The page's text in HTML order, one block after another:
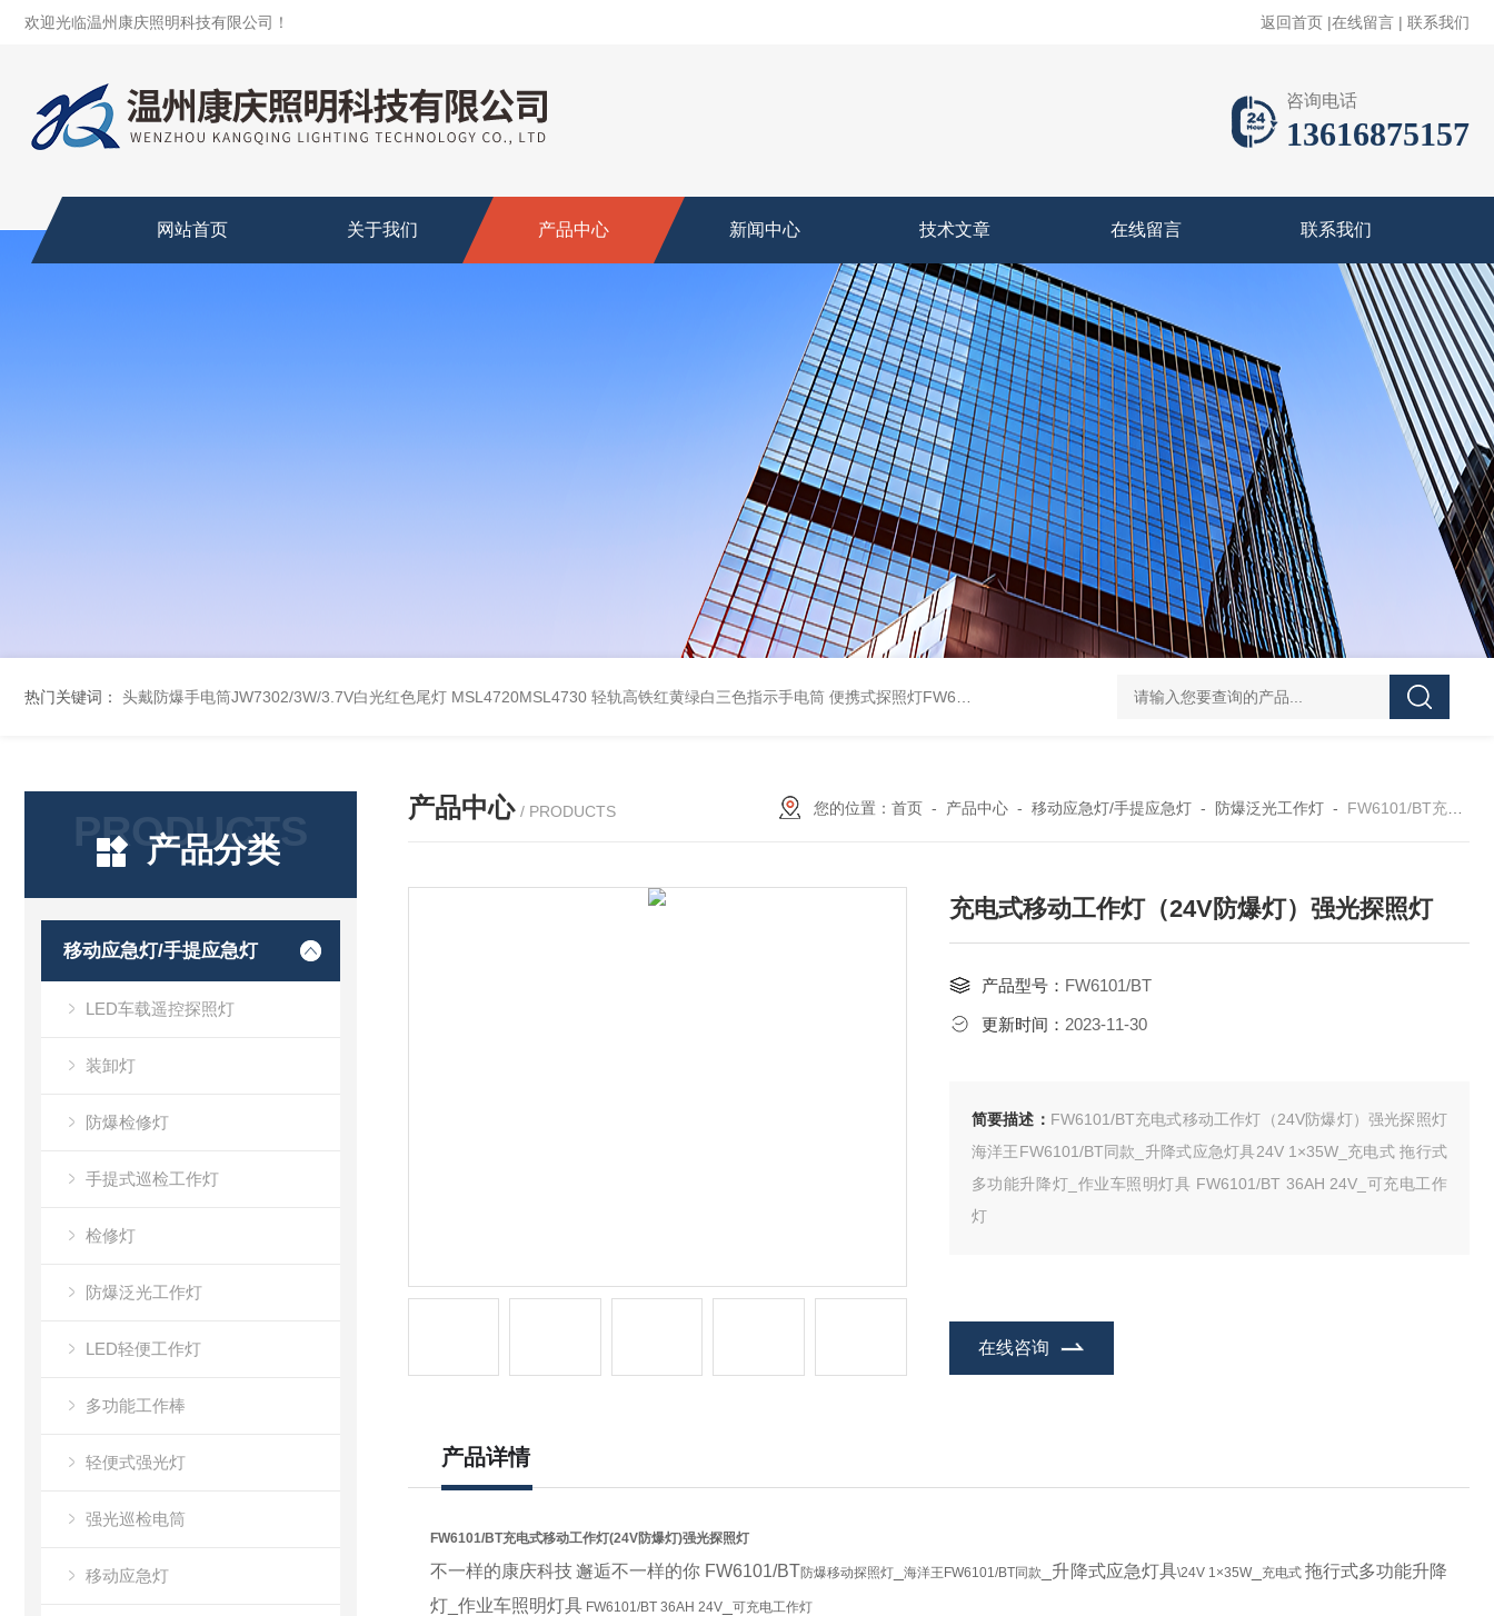
欢迎光临温州康庆照明科技有限公司！ 返回首页 |在线留言 | 联系我们
咨询电话
13616875157
网站首页 关于我们 产品中心 新闻中心 技术文章 在线留言 联系我们
热门关键词： 头戴防爆手电筒JW7302/3W/3.7V白光红色尾灯 MSL4720MSL4730 轻轨高铁红黄绿白三色指示手电筒 便携式探照灯FW6116、移动式应急灯现货 FD5820GMD4800 远程方位灯价格 红色 信号灯多功
PRODUCTS
产品分类
移动应急灯/手提应急灯
LED车载遥控探照灯
装卸灯
防爆检修灯
手提式巡检工作灯
检修灯
防爆泛光工作灯
LED轻便工作灯
多功能工作棒
轻便式强光灯
强光巡检电筒
移动应急灯
产品中心 / PRODUCTS 您的位置： 首页- 产品中心- 移动应急灯/手提应急灯- 防爆泛光工作灯- FW6101/BT充电式移动工作灯（24V防爆灯）强光探照灯
充电式移动工作灯（24V防爆灯）强光探照灯
产品型号： FW6101/BT
更新时间： 2023-11-30
简要描述： FW6101/BT充电式移动工作灯（24V防爆灯）强光探照灯
海洋王FW6101/BT同款_升降式应急灯具24V 1×35W_充电式 拖行式
多功能升降灯_作业车照明灯具 FW6101/BT 36AH 24V_可充电工作
灯
在线咨询
产品详情
FW6101/BT充电式移动工作灯(24V防爆灯)强光探照灯
不一样的康庆科技邂逅不一样的你 FW6101/BT防爆移动探照灯 _海洋王FW6101/BT同款 升降式应急灯具\24V 1×35W_ 充电式 拖行式多功能升降
灯_ 作业车照明灯具FW6101/BT 36AH 24V_ 可充电工作灯